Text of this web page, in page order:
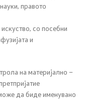
правото
со посебни
и
на материјално –
да биде именувано